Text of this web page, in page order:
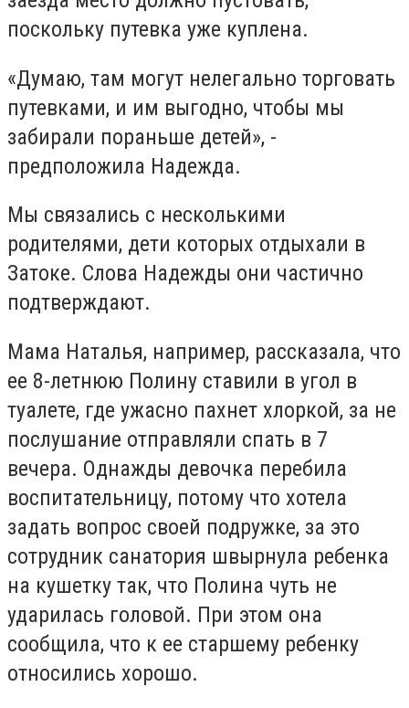
поскольку путевка уже куплена.
«Думаю, там могут нелегально торговать
путевками, и им выгодно, чтобы мы
забирали пораньше детей», -
предположила Надежда.
Мы связались с несколькими
родителями, дети которых отдыхали в
Затоке. Слова Надежды они частично
подтверждают.
Мама Наталья, например, рассказала, что
ее 8-летнюю Полину ставили в угол в
туалете, где ужасно пахнет хлоркой, за не
послушание отправляли спать в 7
вечера. Однажды девочка перебила
воспитательницу, потому что хотела
задать вопрос своей подружке, за это
сотрудник санатория швырнула ребенка
на кушетку так, что Полина чуть не
ударилась головой. При этом она
сообщила, что к ее старшему ребенку
относились хорошо.